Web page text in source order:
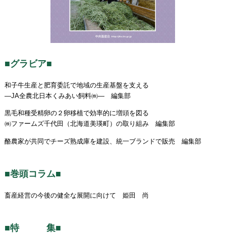
■グラビア■
和子牛生産と肥育委託で地域の生産基盤を支える
―JA全農北日本くみあい飼料㈱― 編集部
黒毛和種受精卵の２卵移植で効率的に増頭を図る
㈱ファームズ千代田（北海道美瑛町）の取り組み 編集部
酪農家が共同でチーズ熟成庫を建設、統一ブランドで販売 編集部
■巻頭コラム■
畜産経営の今後の健全な展開に向けて 姫田 尚
■特 集■